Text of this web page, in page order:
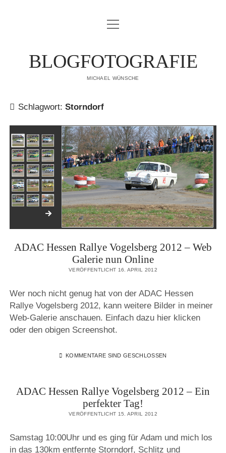
IMPRESSUM
Menü
öffnen
BLOGFOTOGRAFIE
MICHAEL WÜNSCHE
Schlagwort: Storndorf
ADAC Hessen Rallye Vogelsberg 2012 – Web
Galerie nun Online
VERÖFFENTLICHT 16. APRIL 2012
Wer noch nicht genug hat von der ADAC Hessen
Rallye Vogelsberg 2012, kann weitere Bilder in meiner
Web-Galerie anschauen. Einfach dazu hier klicken
oder den obigen Screenshot.
KOMMENTARE SIND GESCHLOSSEN
ADAC Hessen Rallye Vogelsberg 2012 – Ein
perfekter Tag!
VERÖFFENTLICHT 15. APRIL 2012
Samstag 10:00Uhr und es ging für Adam und mich los
in das 130km entfernte Storndorf, Schlitz und